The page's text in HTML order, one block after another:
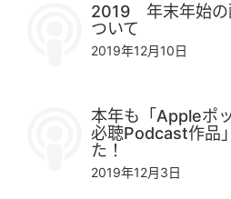
2019 年末年始の
ついて
2019年12月10日
本年も「Appleポ
必聴Podcast作品
た！
2019年12月3日